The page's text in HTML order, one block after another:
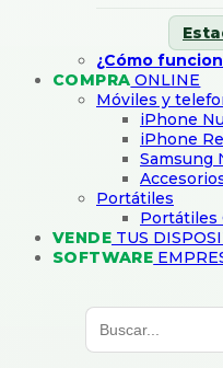
¿Cómo
COMPRA ONLINE
Móviles y
iPhone
iPhone
Samsung
Portátiles
Portátiles
VENDE TUS
SOFTWARE